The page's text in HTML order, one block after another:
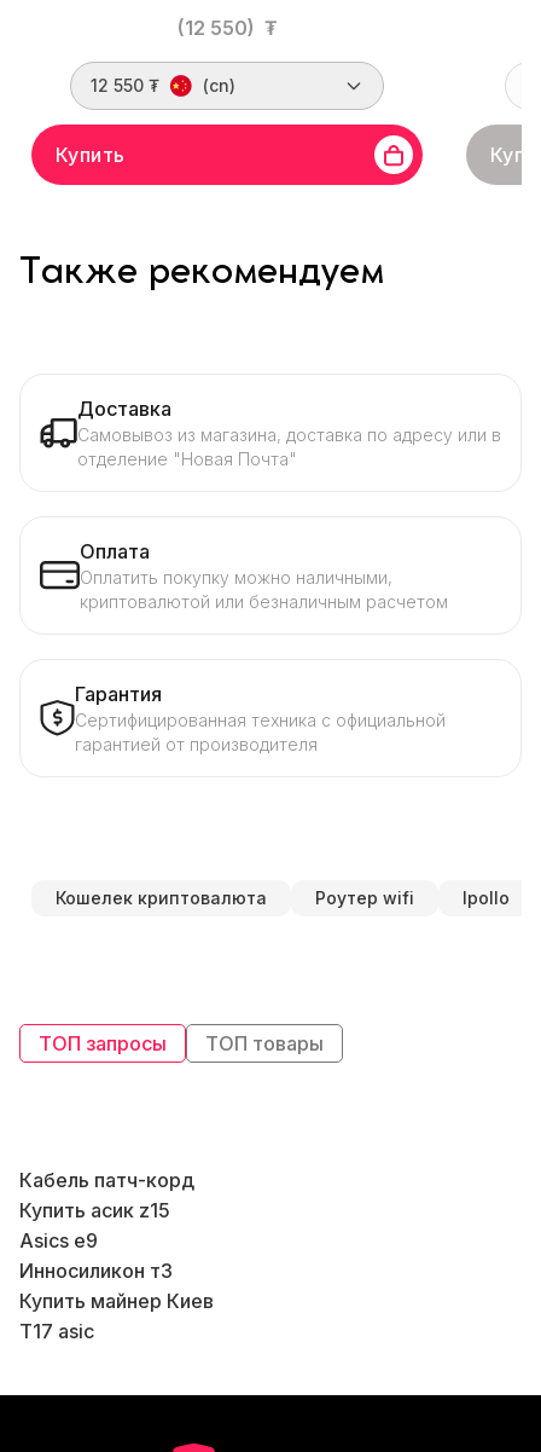
(12 550) ₮
12 550 ₮ (cn)
Купить
Также рекомендуем
Доставка
Самовывоз из магазина, доставка по адресу или в
отделение "Новая Почта"
Оплата
Оплатить покупку можно наличными,
криптовалютой или безналичным расчетом
Гарантия
Сертифицированная техника с официальной
гарантией от производителя
Кошелек криптовалюта Роутер wifi Ipollo
ТОП запросы ТОП товары
Кабель патч-корд
Купить асик z15
Asics e9
Инносиликон т3
Купить майнер Киев
T17 asic
Antminer s 15